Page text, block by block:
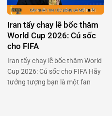
không chỉ đơn thuần là một ngôi
sao bóng đá, mà còn là …
Iran tẩy chay lễ bốc thăm
World Cup 2026: Cú sốc
cho FIFA
Iran tẩy chay lễ bốc thăm World
Cup 2026: Cú sốc cho FIFA Hãy
tưởng tượng bạn là một fan